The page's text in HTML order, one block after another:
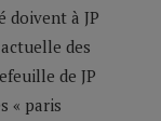
doivent à JP
des
de JP
« paris